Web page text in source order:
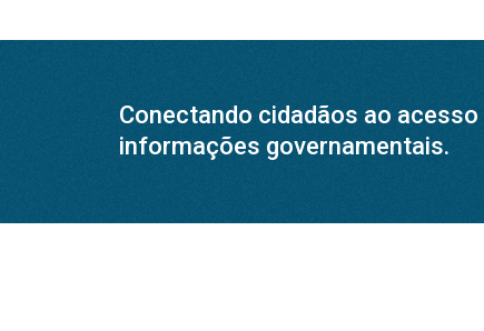
Conectando cidadãos ao
informações governamentais.